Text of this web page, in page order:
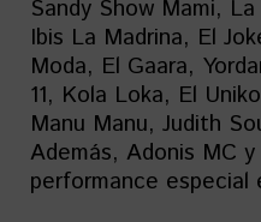
Sandy Show Mami,
Ibis La Madrina, El
Moda, El Gaara,
11, Kola Loka, El
Manu Manu, Judith
Además, Adonis MC
performance